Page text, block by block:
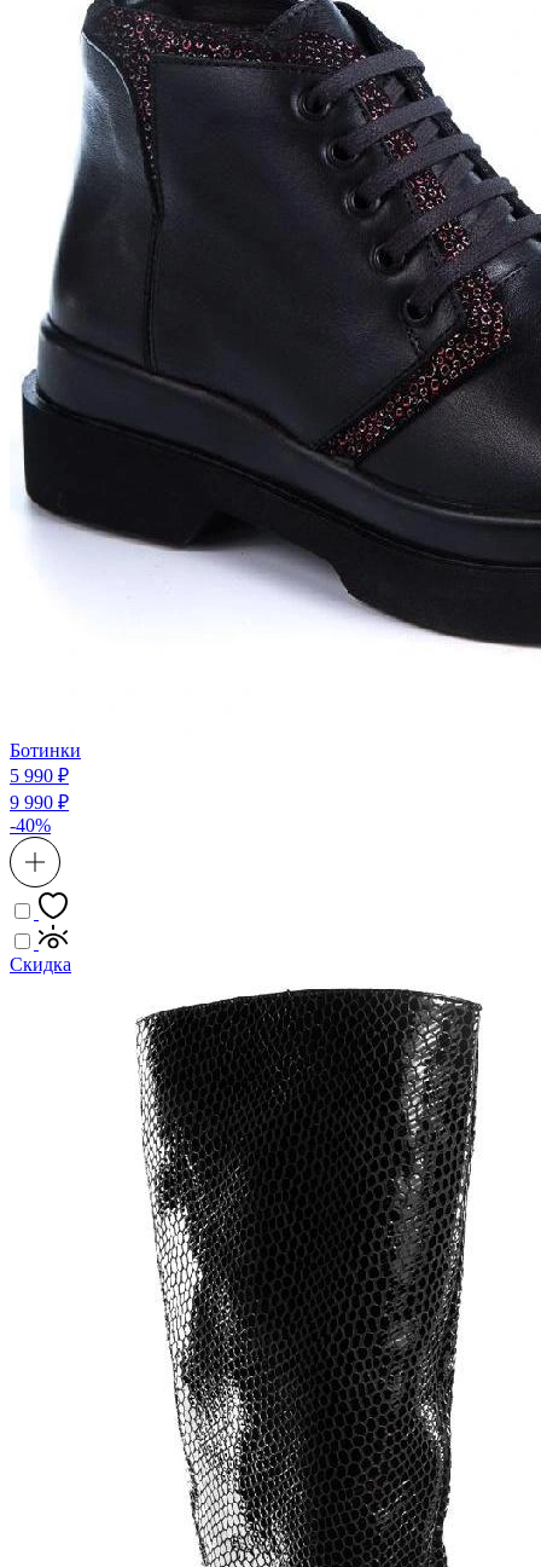
Ботинки
5 990 ₽
9 990 ₽
-40%
Скидка